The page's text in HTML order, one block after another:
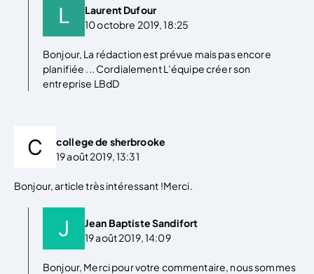
Laurent Dufour
10 octobre 2019, 18:25
Bonjour, La rédaction est prévue mais pas encore
planifiée ... Cordialement L’équipe créer son
entreprise LBdD
college de sherbrooke
19 août 2019, 13:31
Bonjour, article très intéressant !Merci.
Jean Baptiste Sandifort
19 août 2019, 14:09
Bonjour, Merci pour votre commentaire, nous sommes